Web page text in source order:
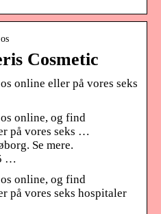
Cosmetic
online eller på vores seks
online, og find
på vores seks …
Se mere.
…
online, og find
på vores seks hospitaler